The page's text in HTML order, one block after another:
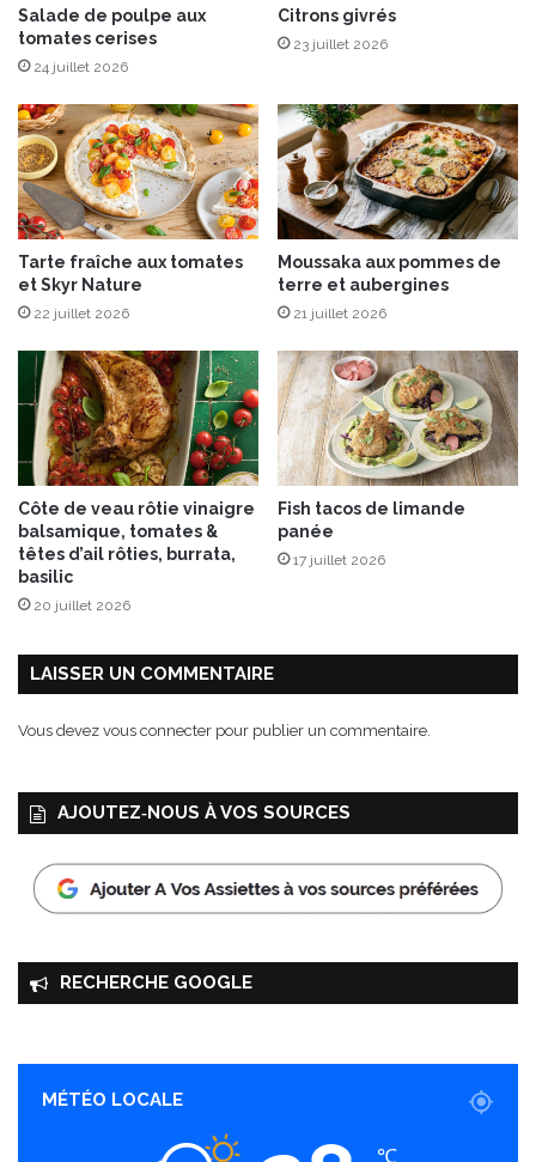
d
e
C
r
s
e
e
d
e
o
m
m
e
s
d
e
t
e
x
o
i
g
n
o
e
Salade de poulpe aux
tomates cerises
24 juillet 2026
Citrons givrés
23 juillet 2026
Tarte fraîche aux tomates
et Skyr Nature
22 juillet 2026
Moussaka aux pommes de
terre et aubergines
21 juillet 2026
Côte de veau rôtie vinaigre
balsamique, tomates &
têtes d’ail rôties, burrata,
basilic
20 juillet 2026
Fish tacos de limande
panée
17 juillet 2026
LAISSER UN COMMENTAIRE
Vous devez vous connecter pour publier un commentaire.
AJOUTEZ‑NOUS À VOS SOURCES
RECHERCHE GOOGLE
MÉTÉO LOCALE
℃